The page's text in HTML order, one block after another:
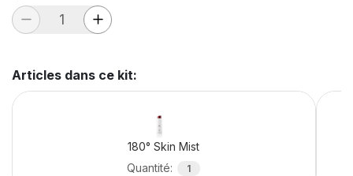
Articles dans ce kit:
180° Skin Mist
Quantité: 1